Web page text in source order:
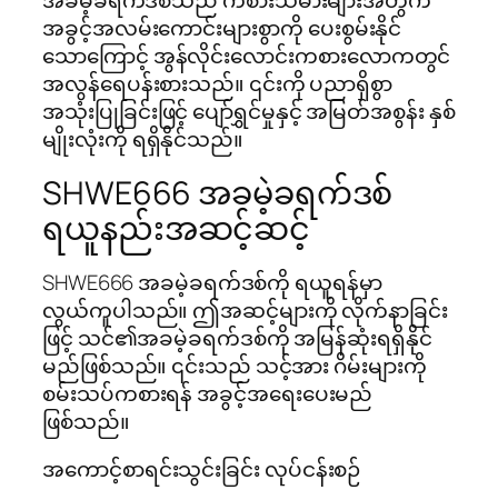
အခွင့်အလမ်းကောင်းများစွာကို ပေးစွမ်းနိုင်
သောကြောင့် အွန်လိုင်းလောင်းကစားလောကတွင်
အလွန်ရေပန်းစားသည်။ ၎င်းကို ပညာရှိစွာ
အသုံးပြုခြင်းဖြင့် ပျော်ရွှင်မှုနှင့် အမြတ်အစွန်း နှစ်
မျိုးလုံးကို ရရှိနိုင်သည်။
SHWE666 အခမဲ့ခရက်ဒစ်
ရယူနည်းအဆင့်ဆင့်
SHWE666 အခမဲ့ခရက်ဒစ်ကို ရယူရန်မှာ
လွယ်ကူပါသည်။ ဤအဆင့်များကို လိုက်နာခြင်း
ဖြင့် သင်၏အခမဲ့ခရက်ဒစ်ကို အမြန်ဆုံးရရှိနိုင်
မည်ဖြစ်သည်။ ၎င်းသည် သင့်အား ဂိမ်းများကို
စမ်းသပ်ကစားရန် အခွင့်အရေးပေးမည်
ဖြစ်သည်။
အကောင့်စာရင်းသွင်းခြင်း လုပ်ငန်းစဉ်